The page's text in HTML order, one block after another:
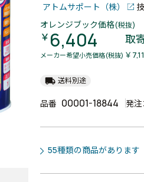
アトムサポート（株）
オレンジブック価格(税抜)
￥ 6,404 取
メーカー希望小売価格(税抜) ￥
local_shipping 送料別途
品番 00001-18844 発
55種類の商品があります